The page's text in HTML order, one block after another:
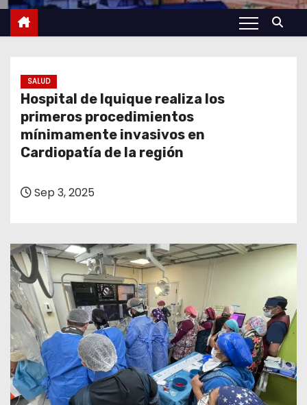
SALUD
Hospital de Iquique realiza los
primeros procedimientos
mínimamente invasivos en
Cardiopatía de la región
Sep 3, 2025